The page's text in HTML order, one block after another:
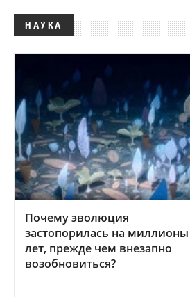
НАУКА
Почему эволюция
застопорилась на миллионы
лет, прежде чем внезапно
возобновиться?